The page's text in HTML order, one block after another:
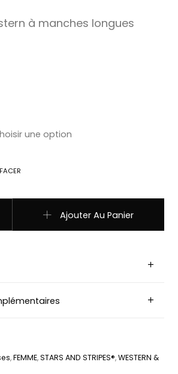
à manches longues
Ajouter Au Panier
,FEMME,STARS AND STRIPES®,WESTERN &